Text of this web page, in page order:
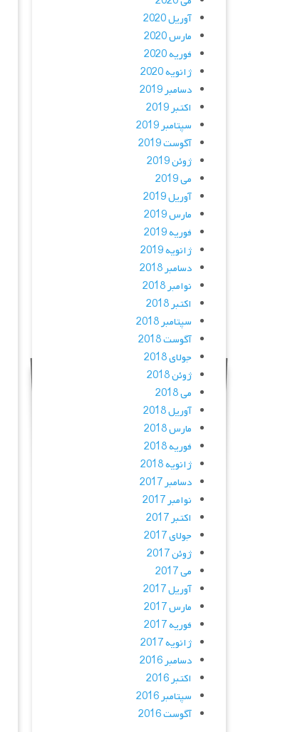
آوریل 2020
مارس 2020
فوریه 2020
ژانویه 2020
دسامبر 2019
اکتبر 2019
سپتامبر 2019
آگوست 2019
ژوئن 2019
می 2019
آوریل 2019
مارس 2019
فوریه 2019
ژانویه 2019
دسامبر 2018
نوامبر 2018
اکتبر 2018
سپتامبر 2018
آگوست 2018
جولای 2018
ژوئن 2018
می 2018
آوریل 2018
مارس 2018
فوریه 2018
ژانویه 2018
دسامبر 2017
نوامبر 2017
اکتبر 2017
جولای 2017
ژوئن 2017
می 2017
آوریل 2017
مارس 2017
فوریه 2017
ژانویه 2017
دسامبر 2016
اکتبر 2016
سپتامبر 2016
آگوست 2016